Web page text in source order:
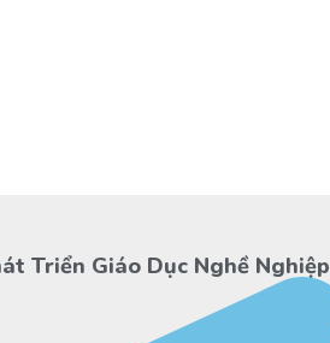
Triển Giáo Dục Nghề Nghiệp